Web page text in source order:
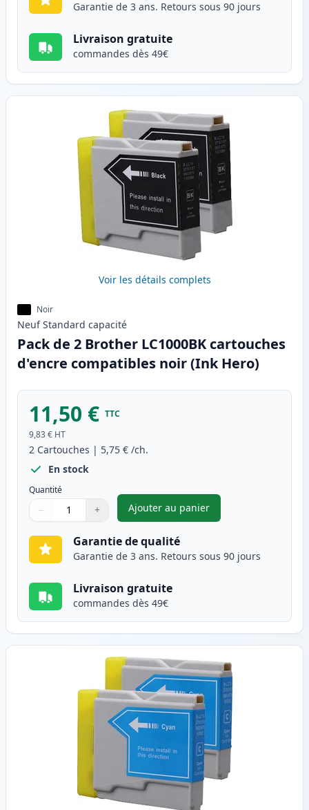
Garantie de 3 ans. Retours sous 90 jours
Livraison gratuite
commandes dès 49€
Voir les détails complets
Noir
Neuf Standard capacité
Pack de 2 Brother LC1000BK cartouches
d'encre compatibles noir (Ink Hero)
11,50 € TTC
9,83 € HT
2 Cartouches | 5,75 € /ch.
En stock
Quantité
Quantité
Utilisez les boutons pour ajuster
− +
Quantité
Ajouter au panier
,Pack de 2 Brother
Garantie de qualité
Garantie de 3 ans. Retours sous 90 jours
Livraison gratuite
commandes dès 49€